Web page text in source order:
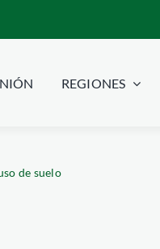
REGIONES
de suelo